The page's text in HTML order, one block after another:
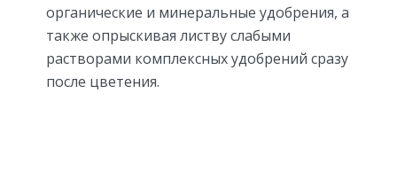
органические и минеральные удобрения, а
также опрыскивая листву слабыми
растворами комплексных удобрений сразу
после цветения.